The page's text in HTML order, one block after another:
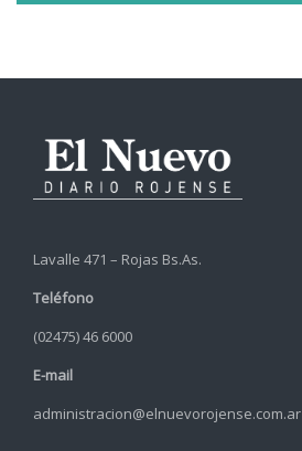
Lavalle 471 – Rojas Bs.As.
Teléfono
(02475) 46 6000
E-mail
administracion@elnuevorojense.com.ar